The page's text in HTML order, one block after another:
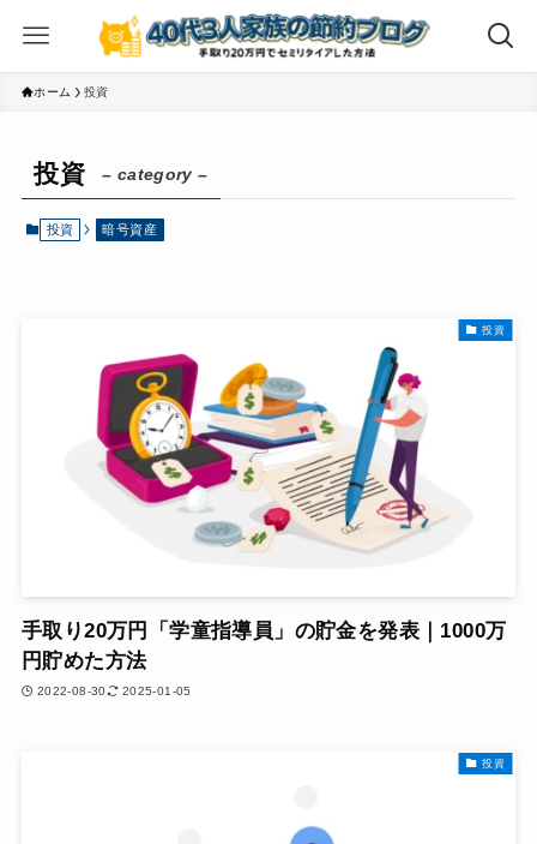
ホーム 投資
投資 – category –
投資 暗号資産
投資
手取り20万円「学童指導員」の貯金を発表｜1000万
円貯めた方法
2022-08-30 2025-01-05
投資